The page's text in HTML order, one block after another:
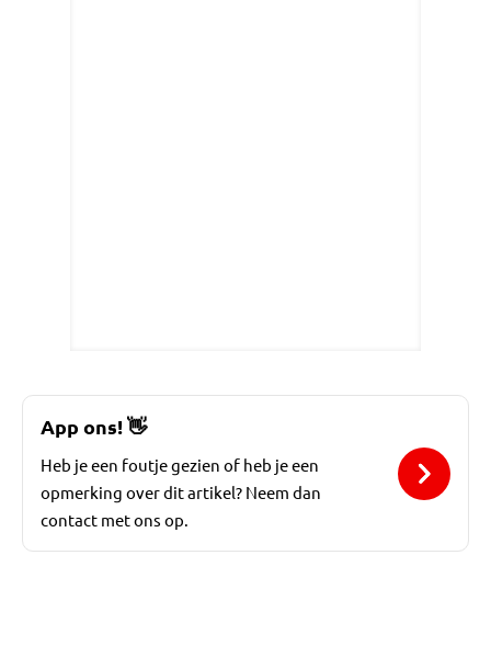
App ons!👋
Heb je een foutje gezien of heb je een
opmerking over dit artikel? Neem dan
contact met ons op.